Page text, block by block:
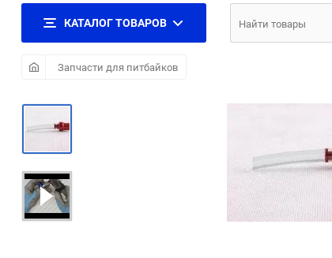
КАТАЛОГ ТОВАРОВ
Запчасти для питбайков